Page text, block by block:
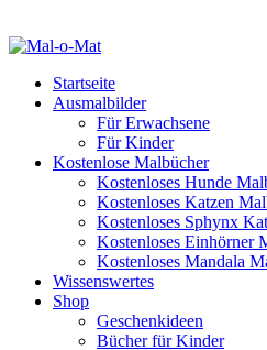
Startseite
Ausmalbilder
Für Erwachsene
Für Kinder
Kostenlose Malbücher
Kostenloses Hunde
Kostenloses Katzen
Kostenloses Sphynx
Kostenloses Einhörner
Kostenloses Mandala
Wissenswertes
Shop
Geschenkideen
Bücher für Kinder